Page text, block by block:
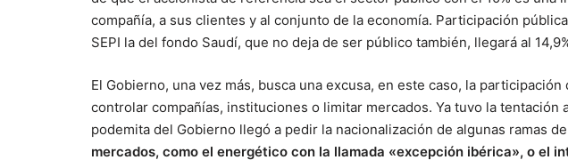
compañía, a sus clientes y al conjunto de la economía. Participación
SEPI la del fondo Saudí, que no deja de ser público también, llegará al
El Gobierno, una vez más, busca una excusa, en este caso, la
controlar compañías, instituciones o limitar mercados. Ya tuvo la tentación
podemita del Gobierno llegó a pedir la nacionalización de algunas ramas
mercados, como el energético con la llamada «excepción ibérica», o el